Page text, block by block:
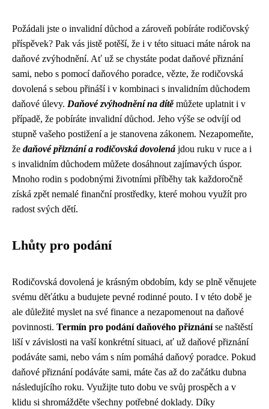
Požádali jste o invalidní důchod a zároveň pobíráte rodičovský
příspěvek? Pak vás jistě potěší, že i v této situaci máte nárok na
daňové zvýhodnění. Ať už se chystáte podat daňové přiznání
sami, nebo s pomocí daňového poradce, vězte, že rodičovská
dovolená s sebou přináší i v kombinaci s invalidním důchodem
daňové úlevy. Daňové zvýhodnění na dítěmůžete uplatnit i v
případě, že pobíráte invalidní důchod. Jeho výše se odvíjí od
stupně vašeho postižení a je stanovena zákonem. Nezapomeňte,
že daňové přiznání a rodičovská dovolená jdou ruku v ruce a i
s invalidním důchodem můžete dosáhnout zajímavých úspor.
Mnoho rodin s podobnými životními příběhy tak každoročně
získá zpět nemalé finanční prostředky, které mohou využít pro
radost svých dětí.
Lhůty pro podání
Rodičovská dovolená je krásným obdobím, kdy se plně věnujete
svému děťátku a budujete pevné rodinné pouto. I v této době je
ale důležité myslet na své finance a nezapomenout na daňové
povinnosti. Termín pro podání daňového přiznáníse naštěstí
liší v závislosti na vaší konkrétní situaci, ať už daňové přiznání
podáváte sami, nebo vám s ním pomáhá daňový poradce. Pokud
daňové přiznání podáváte sami, máte čas až do začátku dubna
následujícího roku. Využijte tuto dobu ve svůj prospěch a v
klidu si shromážděte všechny potřebné doklady. Díky